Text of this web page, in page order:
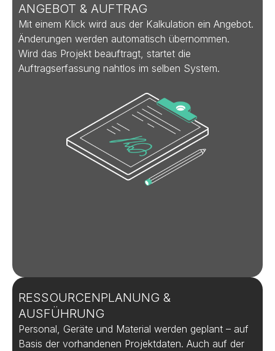
ANGEBOT & AUFTRAG
Mit einem Klick wird aus der Kalkulation ein Angebot.
Änderungen werden automatisch übernommen.
Wird das Projekt beauftragt, startet die
Auftragserfassung nahtlos im selben System.
RESSOURCENPLANUNG &
AUSFÜHRUNG
Personal, Geräte und Material werden geplant – auf
Basis der vorhandenen Projektdaten. Auch auf der